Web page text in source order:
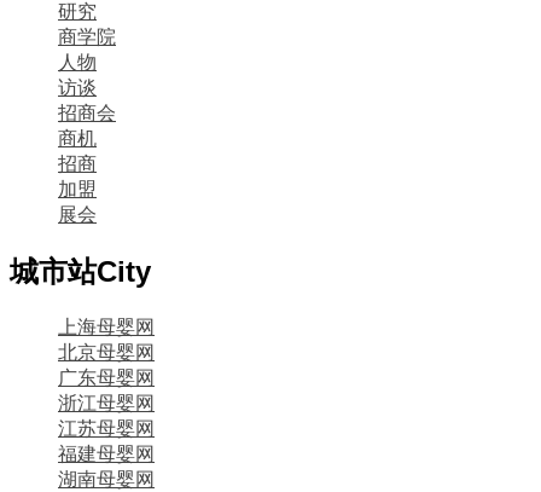
研究
商学院
人物
访谈
招商会
商机
招商
加盟
展会
城市站City
上海母婴网
北京母婴网
广东母婴网
浙江母婴网
江苏母婴网
福建母婴网
湖南母婴网